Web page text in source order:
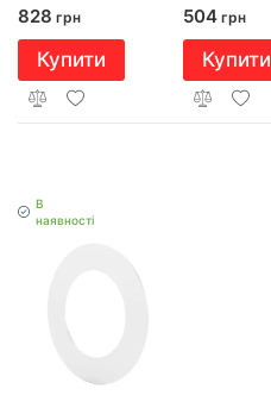
828 грн
Купити
504 грн
Купити
В
наявності